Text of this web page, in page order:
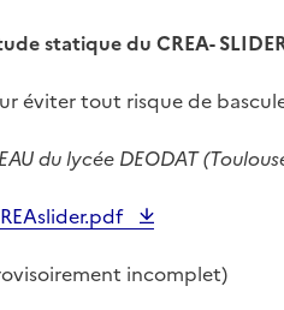
statique du CREA-
éviter tout risque de
du lycée DEODAT
incomplet)